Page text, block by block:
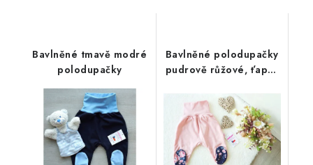
Bavlněné tmavě modré
polodupačky
Bavlněné polodupačky
pudrově růžové, ťapky